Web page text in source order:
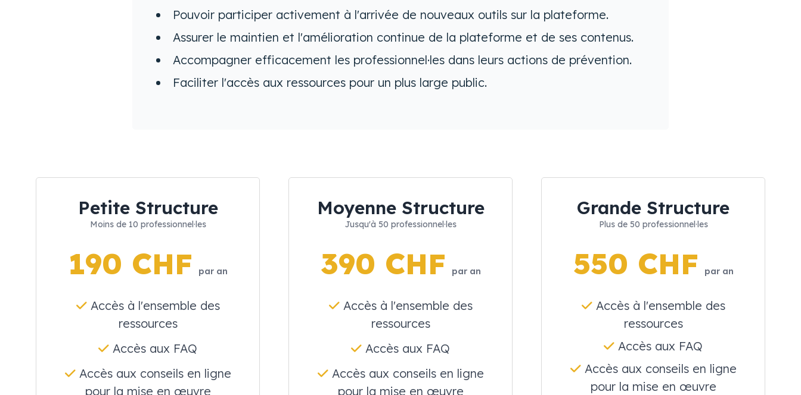
Pouvoir participer activement à l'arrivée de nouveaux outils sur la plateforme.
Assurer le maintien et l'amélioration continue de la plateforme et de ses contenus.
Accompagner efficacement les professionnel·les dans leurs actions de prévention.
Faciliter l'accès aux ressources pour un plus large public.
Petite Structure
Moins de 10 professionnel·les
190 CHF par an
Accès à l'ensemble des
ressources
Accès aux FAQ
Accès aux conseils en ligne
pour la mise en œuvre
Moyenne Structure
Jusqu'à 50 professionnel·les
390 CHF par an
Accès à l'ensemble des
ressources
Accès aux FAQ
Accès aux conseils en ligne
pour la mise en œuvre
Grande Structure
Plus de 50 professionnel·les
550 CHF par an
Accès à l'ensemble des
ressources
Accès aux FAQ
Accès aux conseils en ligne
pour la mise en œuvre